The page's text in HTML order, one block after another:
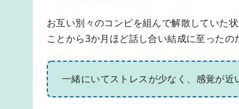
お互い別々のコンビを組んで解散していた
ことから3か月ほど話し合い結成に至ったの
一緒にいてストレスが少なく、感覚が近